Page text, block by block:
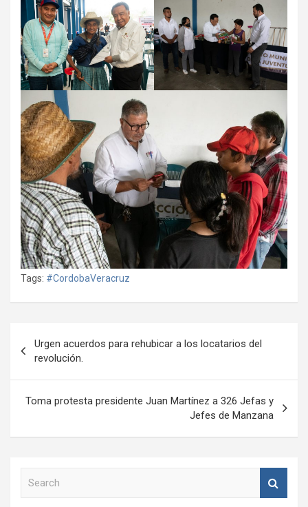
Tags: #CordobaVeracruz
de
entradas
Urgen acuerdos para rehubicar a los locatarios del
revolución.
Toma protesta presidente Juan Martínez a 326 Jefas y
Jefes de Manzana